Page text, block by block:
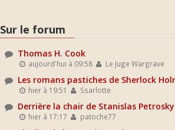
Sur le forum
Thomas H. Cook
aujourd'hui à 09:58 Le Juge Wargrave
Les romans pastiches de Sherlock
hier à 19:51 Ssarlotte
Derrière la chair de Stanislas Petrosky
hier à 17:17 patoche77